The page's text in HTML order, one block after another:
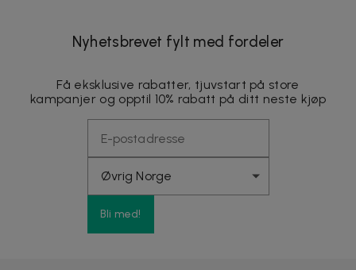
Nyhetsbrevet fylt med fordeler
Få eksklusive rabatter, tjuvstart på store
kampanjer og opptil 10% rabatt på ditt neste kjøp
Bli med!